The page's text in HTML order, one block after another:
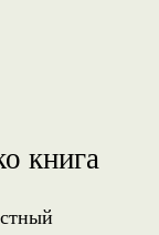
книга